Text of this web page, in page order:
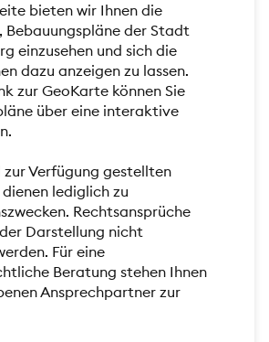
bieten wir Ihnen die
Bebauungspläne der Stadt
einzusehen und sich die
dazu anzeigen zu lassen.
zur GeoKarte können Sie
über eine interaktive
Verfügung gestellten
lediglich zu
Rechtsansprüche
Darstellung nicht
Für eine
Beratung stehen Ihnen
Ansprechpartner zur